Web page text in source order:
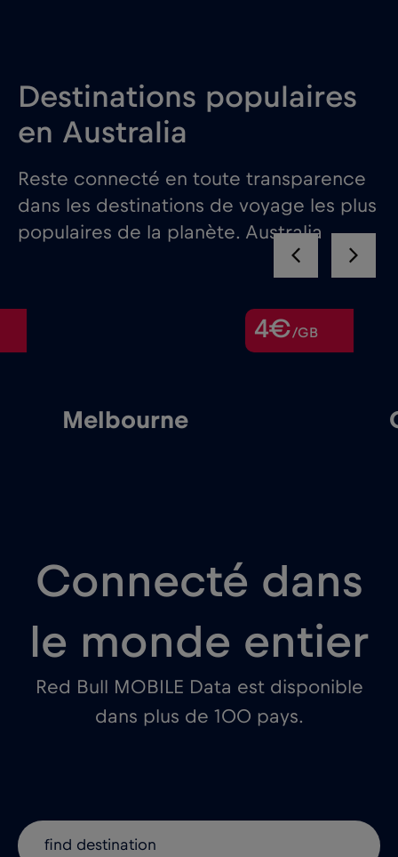
Destinations populaires
en Australia
Reste connecté en toute transparence
dans les destinations de voyage les plus
populaires de la planète. Australia
4€/GB
Melbourne
Connecté dans
le monde entier
Red Bull MOBILE Data est disponible
dans plus de 100 pays.